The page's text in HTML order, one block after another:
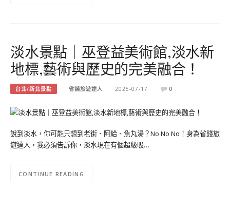
淡水景點｜巫登益美術館,淡水新
地標,藝術與歷史的完美融合！
台北/新北景點 省錢旅遊達人 2025-07-17 0
說到淡水，你可能只想到老街、阿給、魚丸湯？No No No！身為省錢旅
遊達人，我必須告訴你，淡水現在有個超級吸…
CONTINUE READING